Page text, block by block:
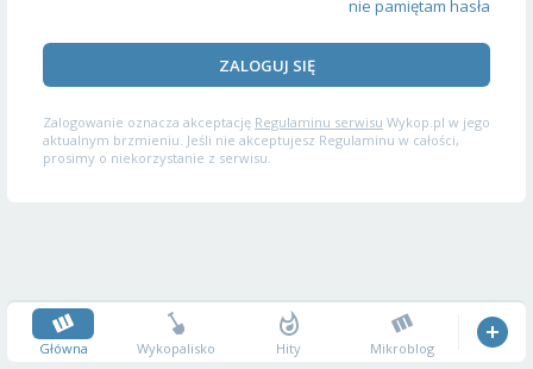
nie pamiętam hasła
ZALOGUJ SIĘ
Zalogowanie oznacza akceptację Regulaminu serwisu Wykop.pl w jego
aktualnym brzmieniu. Jeśli nie akceptujesz Regulaminu w całości,
prosimy o niekorzystanie z serwisu.
Główna Wykopalisko Hity Mikroblog